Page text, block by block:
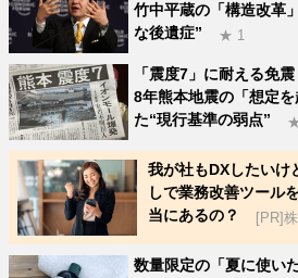
竹中平蔵の「構造改革
な後遺症”
★ 1
「震度7」に耐える免
8年熊本地震の「想定
た“現行基準の弱点”
我が社もDXしたいけ
しで業務改善ツール
当にあるの？
[PR]
数量限定の「夏に使い